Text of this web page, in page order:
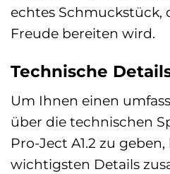
echtes Schmuckstück,
Freude bereiten wird.
Technische
Um Ihnen einen
über die technischen
Pro-Ject A1.2 zu
wichtigsten Details